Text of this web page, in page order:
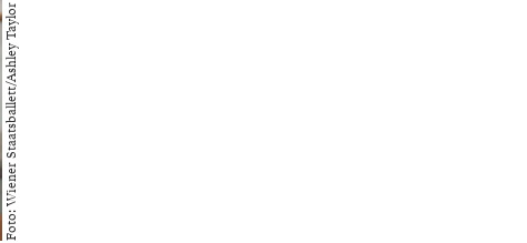
Foto: Wiener Staatsballett/Ashley Taylor